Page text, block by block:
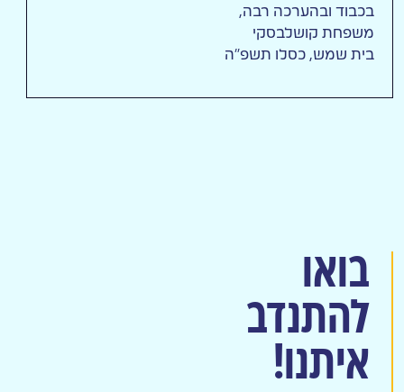
בכבוד ובהערכה רבה,
משפחת קושלבסקי
בית שמש, כסלו תשפ"ה
בואו
להתנדב
איתנו!